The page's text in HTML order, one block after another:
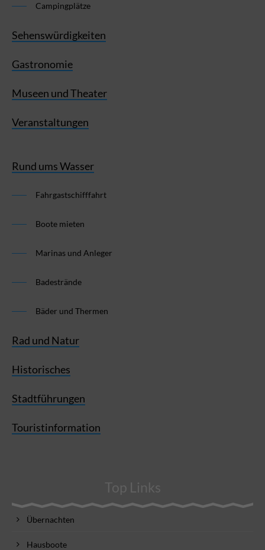
Campingplätze
Sehenswürdigkeiten
Gastronomie
Museen und Theater
Veranstaltungen
Rund ums Wasser
Fahrgastschifffahrt
Boote mieten
Marinas und Anleger
Badestrände
Bäder und Thermen
Rad und Natur
Historisches
Stadtführungen
Touristinformation
Top Links
Übernachten
Hausboote